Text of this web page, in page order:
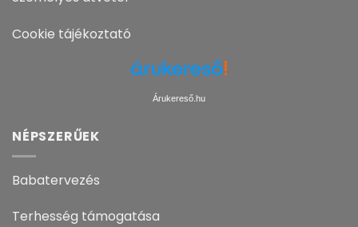
Cookie tájékoztató
Árukereső.hu
NÉPSZERŰEK
Babatervezés
Terhesség támogatása